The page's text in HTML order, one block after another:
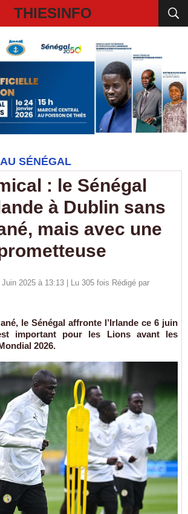
THIESINFO
SÉNÉGAL
: le Sénégal
à Dublin sans
mais avec une
Juin 2025 à 13:13 | Lu 305 fois Rédigé par
le Sénégal affronte l’Irlande ce 6 juin
important pour les Lions avant les
2026.